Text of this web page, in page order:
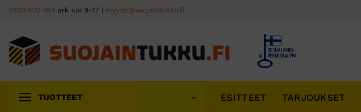
Skip
content
0400 600 484 ark klo 9-17 | myynti@suojaintukku.fi
TUOTTEET ESITTEET TARJOUKSET